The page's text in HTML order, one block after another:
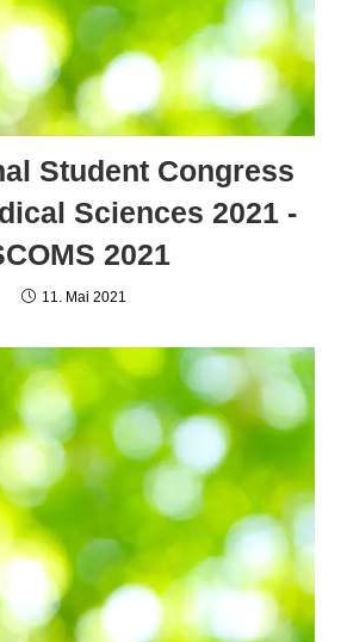
Student Congress
Sciences 2021 -
2021
11. Mai 2021